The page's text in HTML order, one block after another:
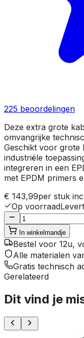
225 beoordelingen
Deze extra grote
omvangrijke
Geschikt voor grote
industriële
integreren in een
met EPDM primers
€ 143,99per stuk
Op voorraad
In winkelmandje
Bestel voor 12u,
Alle materialen
Gratis technisch
Gerelateerd
Dit vind je